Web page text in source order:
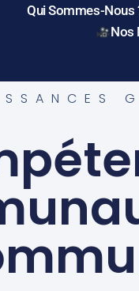
Qui Sommes-Nous
Nos